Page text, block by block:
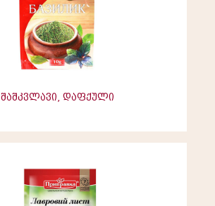
შაშკვლავი, დაფქული